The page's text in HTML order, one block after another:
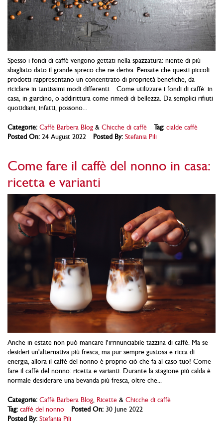
Spesso i fondi di caffè vengono gettati nella spazzatura: niente di più
sbagliato dato il grande spreco che ne deriva. Pensate che questi piccoli
prodotti rappresentano un concentrato di proprietà benefiche, da
riciclare in tantissimi modi differenti. Come utilizzare i fondi di caffè: in
casa, in giardino, o addirittura come rimedi di bellezza. Da semplici rifiuti
quotidiani, infatti, possono...
Categorie: Caffè Barbera Blog & Chicche di caffè Tag: cialde caffè
Posted On: 24 August 2022 Posted By: Stefania Pili
Come fare il caffè del nonno in casa:
ricetta e varianti
Anche in estate non può mancare l'irrinunciabile tazzina di caffè. Ma se
desideri un'alternativa più fresca, ma pur sempre gustosa e ricca di
energia, allora il caffè del nonno è proprio ciò che fa al caso tuo! Come
fare il caffè del nonno: ricetta e varianti. Durante la stagione più calda è
normale desiderare una bevanda più fresca, oltre che...
Categorie: Caffè Barbera Blog Ricette & Chicche di caffè
Tag: caffè del nonno Posted On: 30 June 2022
Posted By: Stefania Pili